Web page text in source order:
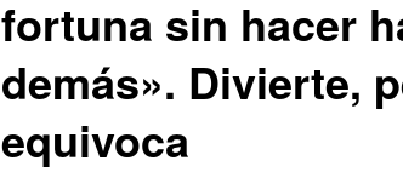
fortuna sin hacer
demás». Divierte,
equivoca